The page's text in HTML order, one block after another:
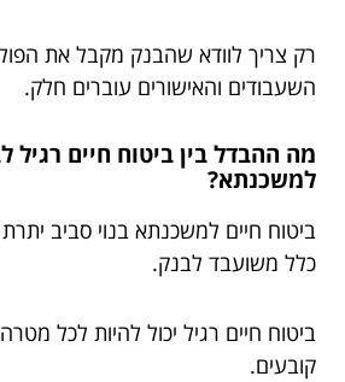
רק צריך לוודא שהבנק מקבל את
השעבודים והאישורים עוברים חלק.
מה ההבדל בין ביטוח חיים רגיל
למשכנתא?
ביטוח חיים למשכנתא בנוי סביב
כלל משועבד לבנק.
ביטוח חיים רגיל יכול להיות לכל
קובעים.